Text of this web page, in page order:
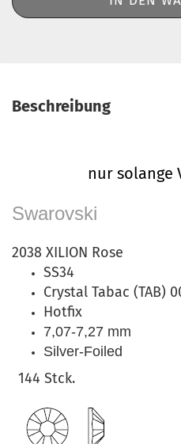
Beschreibung
nur solange
Swarovski
2038 XILION Rose
SS34
Crystal Tabac (TAB)
Hotfix
7,07-7,27 mm
Silver-Foiled
144 Stck.